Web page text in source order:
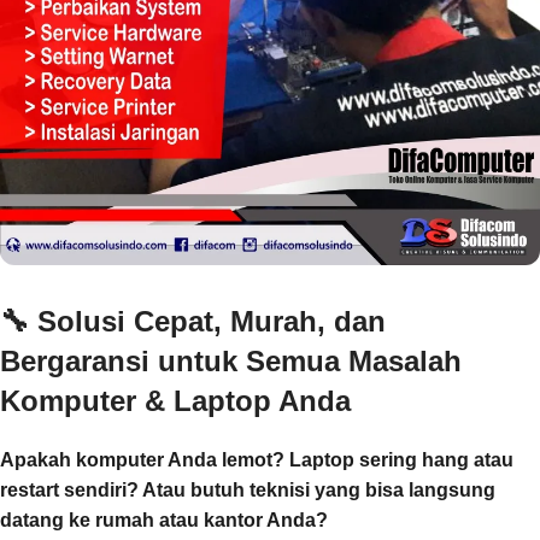
🔧 Solusi Cepat, Murah, dan
Bergaransi untuk Semua Masalah
Komputer & Laptop Anda
Apakah komputer Anda lemot? Laptop sering hang atau
restart sendiri? Atau butuh teknisi yang bisa langsung
datang ke rumah atau kantor Anda?